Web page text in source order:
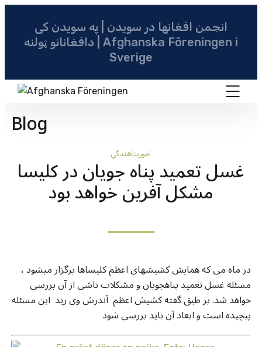
انجمن افغانها در سویدن | په سویدن کی
دافغانانو ټولنه | Afghanska Föreningen i
Sverige
Blog
امورپناهندگي
غسل تعمید پناه جویان در کلیسا
مشکل آفرین خواهد بود
در ماه می که همایش کشیشهای اعظم کلیساها برگزار میشود ،
مسئله غسل تعمید پناهجویان و مشکلات ناشی از آن بررسی
خواهد شد. بر طبق گفته کشیش اعظم آندرش وی رید این مسئله
پیچیده است و ابعاد آن باید بررسی شود